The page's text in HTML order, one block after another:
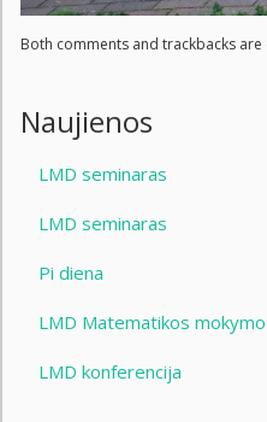
Both comments and trackbacks
Naujienos
LMD seminaras
LMD seminaras
Pi diena
LMD Matematikos
LMD konferencija